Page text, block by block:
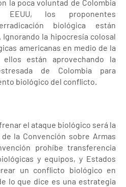
la poca voluntad de Colombia
los proponentes
biológica están
la hipocresía colosal
americanas en medio de la
están aprovechando la
de Colombia para
biológico del conflicto.
el ataque biológico será la
la Convención sobre Armas
prohíbe transferencia
y equipos, y Estados
un conflicto biológico en
lo que dice es una estrategia